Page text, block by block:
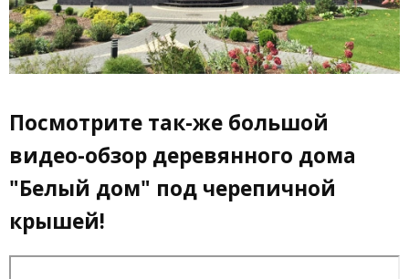
Посмотрите так-же большой
видео-обзор деревянного дома
"Белый дом" под черепичной
крышей!